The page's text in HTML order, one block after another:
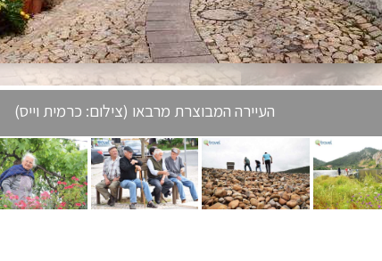
העיירה המבוצרת מרבאו (צילום: כרמית וייס)